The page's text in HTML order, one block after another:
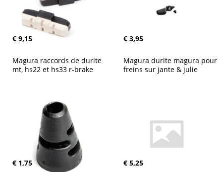
€ 9,15 € 3,95
Magura raccords de durite
mt, hs22 et hs33 r-brake
€ 1,75
Magura durite magura pour
freins sur jante & julie
€ 5,25